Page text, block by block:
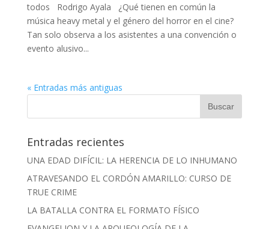
todos Rodrigo Ayala ¿Qué tienen en común la
música heavy metal y el género del horror en el cine?
Tan solo observa a los asistentes a una convención o
evento alusivo...
« Entradas más antiguas
Entradas recientes
UNA EDAD DIFÍCIL: LA HERENCIA DE LO INHUMANO
ATRAVESANDO EL CORDÓN AMARILLO: CURSO DE
TRUE CRIME
LA BATALLA CONTRA EL FORMATO FÍSICO